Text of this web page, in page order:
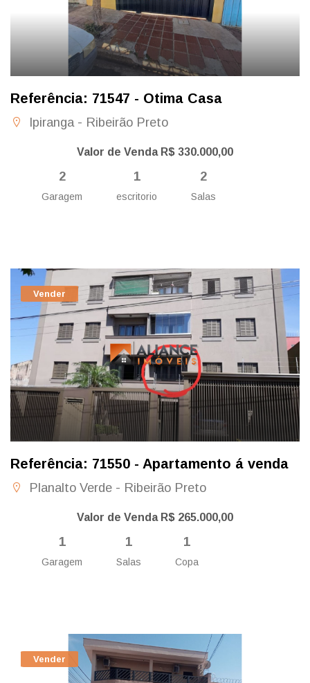
Referência: 71547 - Otima Casa
Ipiranga - Ribeirão Preto
Valor de Venda R$ 330.000,00
2
Garagem
1
escritorio
2
Salas
Vender
Referência: 71550 - Apartamento á venda
Planalto Verde - Ribeirão Preto
Valor de Venda R$ 265.000,00
1
Garagem
1
Salas
1
Copa
Vender